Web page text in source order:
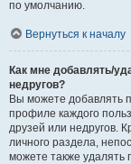
по умолчанию.
Вернуться к началу
Как мне добавлять/
недругов?
Вы можете добавлять
профиле каждого
друзей или недругов.
личного раздела,
можете также удалять